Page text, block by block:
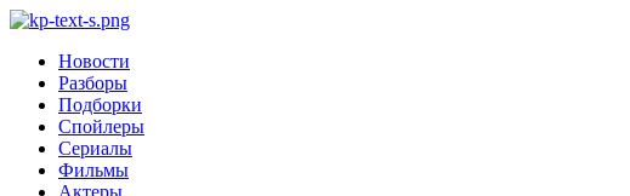
Новости
Разборы
Подборки
Спойлеры
Сериалы
Фильмы
Актеры